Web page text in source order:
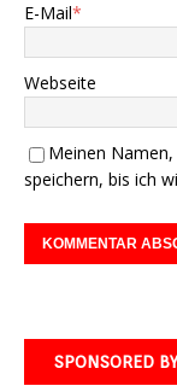
E-Mail*
Webseite
Meinen
speichern, bis ich
SPONSORED BY